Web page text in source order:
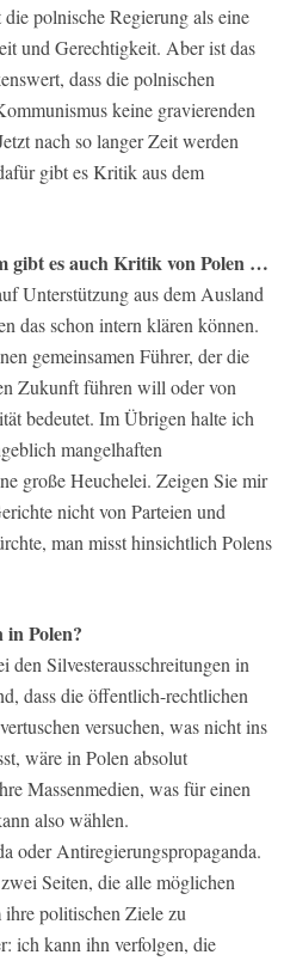
polnische Regierung als eine
und Gerechtigkeit. Aber ist das
dass die polnischen
keine gravierenden
nach so langer Zeit werden
gibt es Kritik aus dem
gibt es auch Kritik von Polen …
Unterstützung aus dem Ausland
das schon intern klären können.
gemeinsamen Führer, der die
Zukunft führen will oder von
bedeutet. Im Übrigen halte ich
mangelhaften
große Heuchelei. Zeigen Sie mir
nicht von Parteien und
man misst hinsichtlich Polens
Polen?
den Silvesterausschreitungen in
dass die öffentlich-rechtlichen
versuchen, was nicht ins
wäre in Polen absolut
Massenmedien, was für einen
also wählen.
oder Antiregierungspropaganda.
Seiten, die alle möglichen
politischen Ziele zu
ich kann ihn verfolgen, die